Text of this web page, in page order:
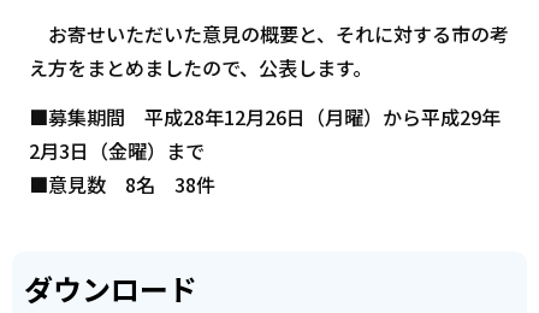
お寄せいただいた意見の概要と、それに対する市の考
え方をまとめましたので、公表します。
■募集期間 平成28年12月26日（月曜）から平成29年
2月3日（金曜）まで
■意見数 8名 38件
ダウンロード